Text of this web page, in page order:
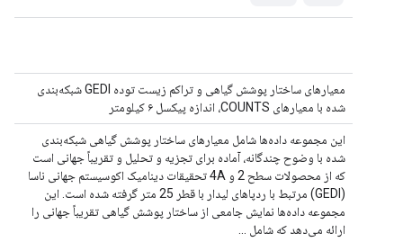
معیارهای ساختار پوشش گیاهی و تراکم زیست توده GEDI شبکه‌بندی
شده با معیارهای COUNTS، اندازه پیکسل ۶ کیلومتر
این مجموعه داده‌ها شامل معیارهای ساختار پوشش گیاهی شبکه‌بندی
شده با وضوح چندگانه، آماده برای تجزیه و تحلیل و تقریباً جهانی است
که از محصولات سطح 2 و 4A تحقیقات دینامیک اکوسیستم جهانی ناسا
(GEDI) مرتبط با ردپاهای لیدار با قطر 25 متر گرفته شده است. این
مجموعه داده‌ها نمایش جامعی از ساختار پوشش گیاهی تقریباً جهانی را
ارائه می‌دهد که شامل ...